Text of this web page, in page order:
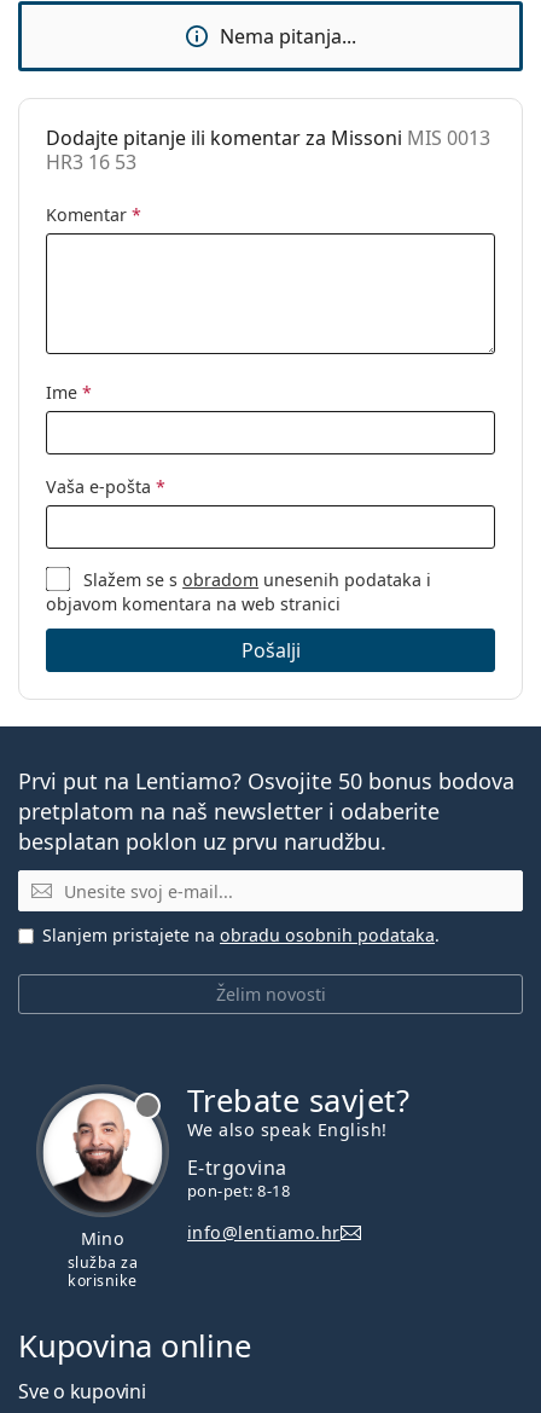
Ne
Dodaci
Kutijica:
čišćenje:
Kategorija:
Dioptrijske naočale
Marka:
Nema pitanja...
Dodajte pitanje ili komentar za Missoni MIS 0013
HR3 16 53
Komentar *
Ime *
Vaša e-pošta *
Slažem se sobradom unesenih podataka i
objavom komentara na web stranici
Pošalji
Prvi put na Lentiamo? Osvojite 50 bonus bodova
pretplatom na naš newsletter i odaberite
besplatan poklon uz prvu narudžbu.
E-mail
Želim novosti
Slanjem pristajete na obradu osobnih podataka.
Mino
služba za
korisnike
Trebate savjet?
We also speak English!
E-trgovina
pon-pet: 8-18
info@lentiamo.hr
Kupovina online
Sve o kupovini